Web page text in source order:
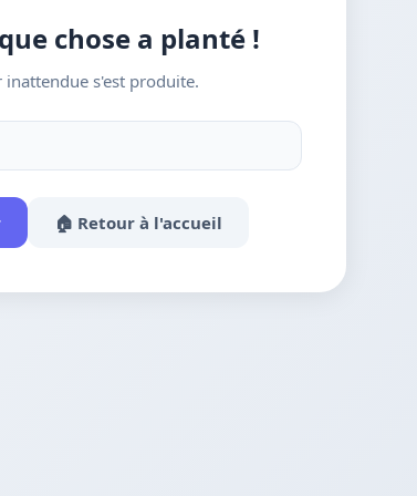
chose a planté !
inattendue s'est produite.
🏠 Retour à l'accueil